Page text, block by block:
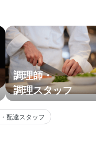
調理師・
調理スタッフ
配達スタッフ